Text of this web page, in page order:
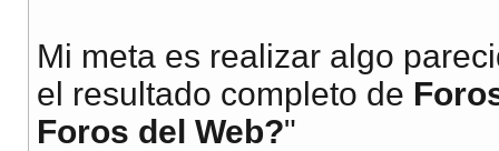
Mi meta es realizar algo
el resultado completo de
Foros del Web?"